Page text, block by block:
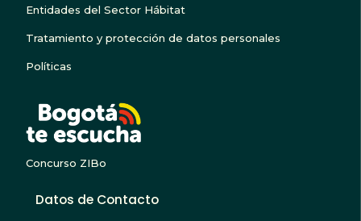
Entidades del Sector Hábitat
Tratamiento y protección de datos personales
Políticas
Concurso ZIBo
Datos de Contacto